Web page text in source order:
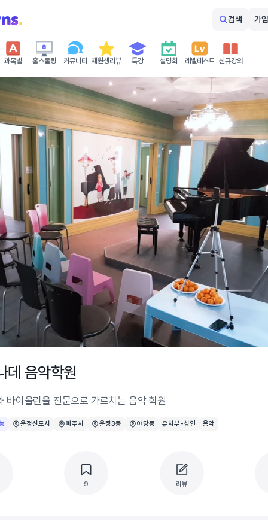
검색 가
과목별 홈스쿨링 커뮤니티 재원생리뷰 특강 설명회 레벨테스트 신규강의
데 음악학원
바이올린을 전문으로 가르치는 음악 학원
운정신도시 파주시 운정3동 야당동 유치부-성인 음악
9 리뷰